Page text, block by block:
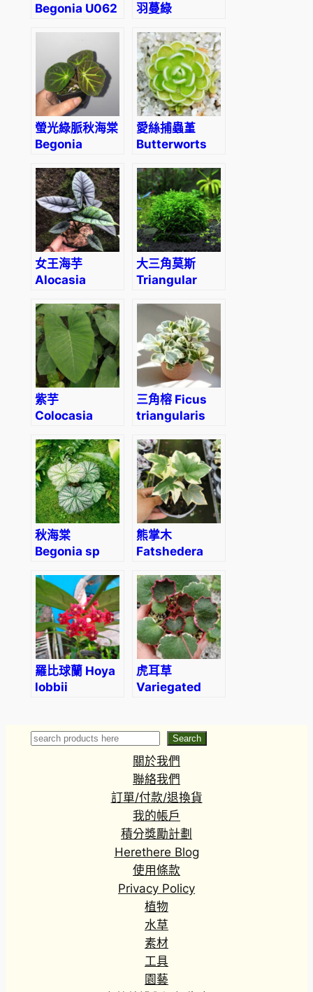
Begonia U062
羽蔓綠
Winterbourn
(Philodendron
Xanadu)
螢光綠脈秋海棠
Begonia
愛絲捕蟲堇
Butterworts
esseriana)
女王海芋
Alocasia
大三角莫斯
Triangular
(Vesicularia
sp. ‘triangle’)
紫芋
Colocasia
三角榕 Ficus
triangularis
秋海棠
Begonia sp
熊掌木
Fatshedera
Star’
羅比球蘭 Hoya
lobbii
虎耳草
Variegated
(Saxifraga
var.)
Search Search
關於我們
聯絡我們
訂單/付款/退換貨
我的帳戶
積分獎勵計劃
Herethere Blog
使用條款
Privacy Policy
植物
水草
素材
工具
園藝